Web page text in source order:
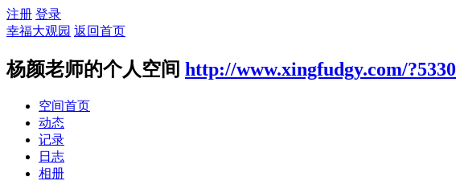
注册 登录
幸福大观园 返回首页
杨颜老师的个人空间 http://www.xingfudgy.com/?5330
空间首页
动态
记录
日志
相册